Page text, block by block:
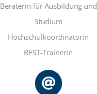
Beraterin für Ausbildung und
Studium
Hochschulkoordinatorin
BEST-Trainerin